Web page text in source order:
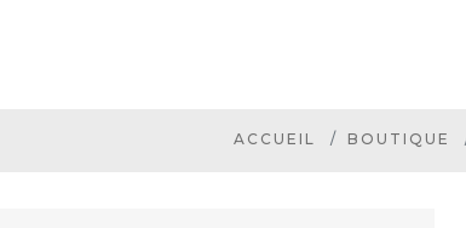
ACCUEIL BOUTIQUE